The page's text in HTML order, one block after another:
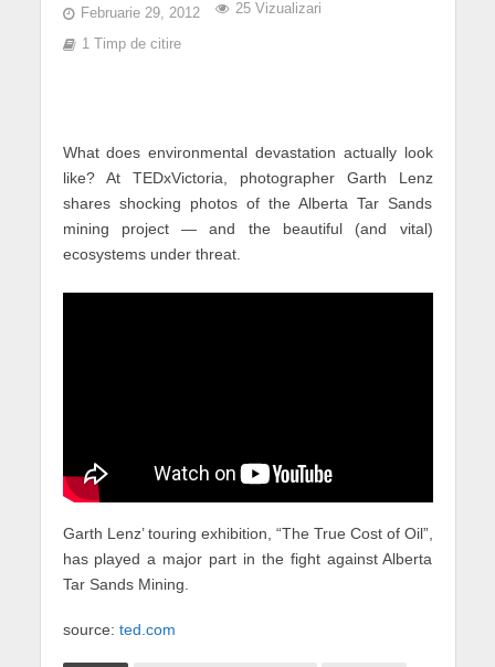
Februarie 29, 2012 25 Vizualizari
1 Timp de citire
What does environmental devastation actually look
like? At TEDxVictoria, photographer Garth Lenz
shares shocking photos of the Alberta Tar Sands
mining project — and the beautiful (and vital)
ecosystems under threat.
Garth Lenz’ touring exhibition, “The True Cost of Oil”,
has played a major part in the fight against Alberta
Tar Sands Mining.
source: ted.com